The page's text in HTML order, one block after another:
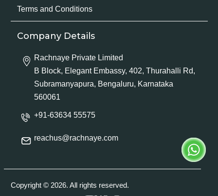
Terms and Conditions
Company Details
Rachnaye Private Limited
B Block, Elegant Embassy, 402, Thurahalli Rd,
Subramanyapura, Bengaluru, Karnataka
560061
+91-63634 55575
reachus@rachnaye.com
Copyright © 2026. All rights reserved.